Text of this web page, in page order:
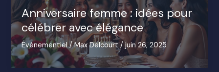
Anniversaire femme : idées pour
célébrer avec élégance
Évènementiel/Max Delcourt/juin 26, 2025